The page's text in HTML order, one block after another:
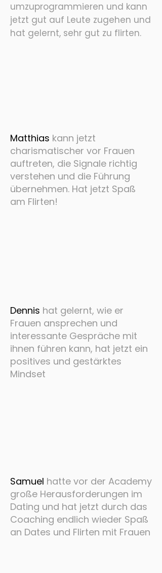
umzuprogrammieren und kann
jetzt gut auf Leute zugehen und
hat gelernt, sehr gut zu flirten.
Matthias kann jetzt
charismatischer vor Frauen
auftreten, die Signale richtig
verstehen und die Führung
übernehmen. Hat jetzt Spaß
am Flirten!
Dennis hat gelernt, wie er
Frauen ansprechen und
interessante Gespräche mit
ihnen führen kann, hat jetzt ein
positives und gestärktes
Mindset
Samuel hatte vor der Academy
große Herausforderungen im
Dating und hat jetzt durch das
Coaching endlich wieder Spaß
an Dates und Flirten mit Frauen